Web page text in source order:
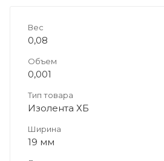
Вес
0,08
Объем
0,001
Тип товара
Изолента ХБ
Ширина
19 мм